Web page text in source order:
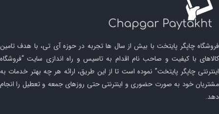
فروشگاه چاپگر پایتخت با بیش از سال ها تجربه در حوزه آی تی، با هدف تامین
کالاهای با کیفیت و صاحب نام اقدام به تاسیس و راه اندازی سایت “فروشگاه
اینترنتی چاپگر پایتخت” نموده است تا از این طریق، ارائه هر چه بهتر خدمات به
مشتریان خود به صورت حضوری و اینترنتی حتی روزهای جمعه و تعطیل را انجام
دهد.